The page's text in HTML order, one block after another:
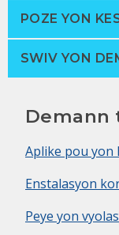
POZE YON
SWIV YON
Demann
Aplike pou yon
Enstalasyon
Peye yon